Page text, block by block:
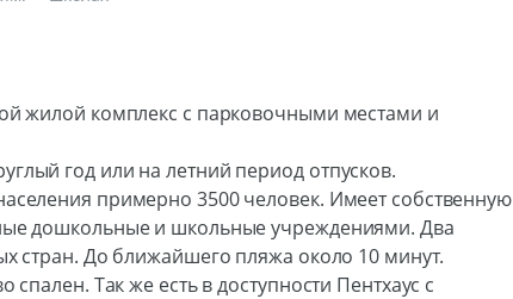
жилой комплекс с парковочными местами и
год или на летний период отпусков.
примерно 3500 человек. Имеет собственную
дошкольные и школьные учреждениями. Два
стран. До ближайшего пляжа около 10 минут.
Так же есть в доступности Пентхаус с